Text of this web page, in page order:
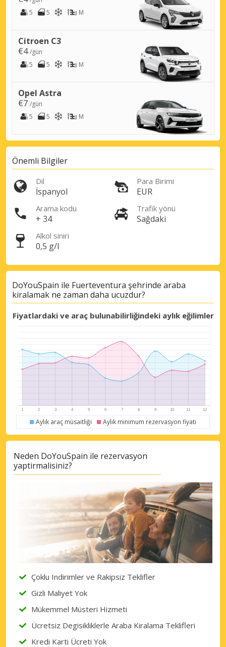
5
5 M
Citroen C3
€4/gün
5
5 M
Opel Astra
€7 /gün
5
5 M
Önemli Bilgiler
Dil
İspanyol
Para Birimi
EUR
Arama kodu
+ 34
Trafik yönü
Sağdaki
Alkol siniri
0,5 g/l
DoYouSpain ile Fuerteventura şehrinde araba
kiralamak ne zaman daha ucuzdur?
Fiyatlardaki ve araç bulunabilirliğindeki aylık eğilimler
Aylık araç müsaitliği Aylık minimum rezervasyon fiyatı
Neden DoYouSpain ile rezervasyon
yaptirmalisiniz?
Çoklu Indirimler ve Rakipsiz Teklifler
Gizli Maliyet Yok
Mükemmel Müsteri Hizmeti
Ücretsiz Degisikliklerle Araba Kiralama Teklifleri
Kredi Karti Ücreti Yok